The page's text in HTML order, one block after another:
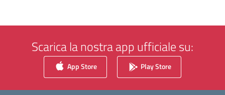
Scarica la nostra app ufficiale su:
App Store Play Store